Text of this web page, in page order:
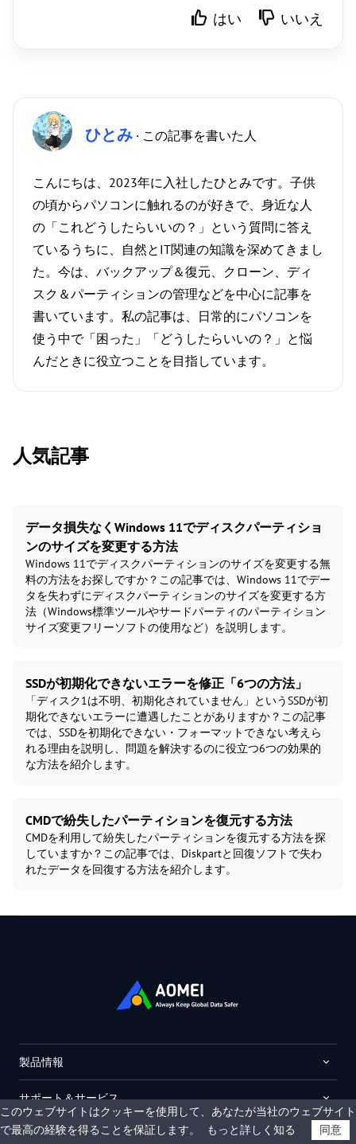
はい いいえ
ひとみ · この記事を書いた人
こんにちは、2023年に入社したひとみです。子供
の頃からパソコンに触れるのが好きで、身近な人
の「これどうしたらいいの？」という質問に答え
ているうちに、自然とIT関連の知識を深めてきまし
た。今は、バックアップ＆復元、クローン、ディ
スク＆パーティションの管理などを中心に記事を
書いています。私の記事は、日常的にパソコンを
使う中で「困った」「どうしたらいいの？」と悩
んだときに役立つことを目指しています。
人気記事
データ損失なくWindows 11でディスクパーティショ
ンのサイズを変更する方法
Windows 11でディスクパーティションのサイズを変更する無
料の方法をお探しですか？この記事では、Windows 11でデー
タを失わずにディスクパーティションのサイズを変更する方
法（Windows標準ツールやサードパーティのパーティション
サイズ変更フリーソフトの使用など）を説明します。
SSDが初期化できないエラーを修正「6つの方法」
「ディスク1は不明、初期化されていません」というSSDが初
期化できないエラーに遭遇したことがありますか？この記事
では、SSDを初期化できない・フォーマットできない考えら
れる理由を説明し、問題を解決するのに役立つ6つの効果的
な方法を紹介します。
CMDで紛失したパーティションを復元する方法
CMDを利用して紛失したパーティションを復元する方法を探
していますか？この記事では、Diskpartと回復ソフトで失わ
れたデータを回復する方法を紹介します。
製品情報
サポート＆サービス
会社情報
このウェブサイトはクッキーを使用して、あなたが当社のウェブサイト
で最高の経験を得ることを保証します。
もっと詳しく知る 同意